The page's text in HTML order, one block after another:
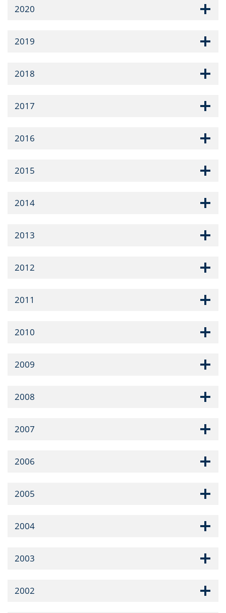
2020
2019
2018
2017
2016
2015
2014
2013
2012
2011
2010
2009
2008
2007
2006
2005
2004
2003
2002